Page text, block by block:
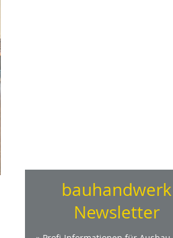
bauhandwerk
Newsletter